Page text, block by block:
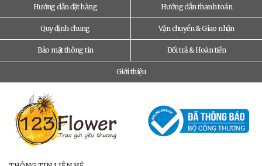
Hướng dẫn đặt hàng Hướng dẫn thanh toán
Quy định chung Vận chuyển & Giao nhận
Bảo mật thông tin Đổi trả & Hoàn tiền
Giới thiệu